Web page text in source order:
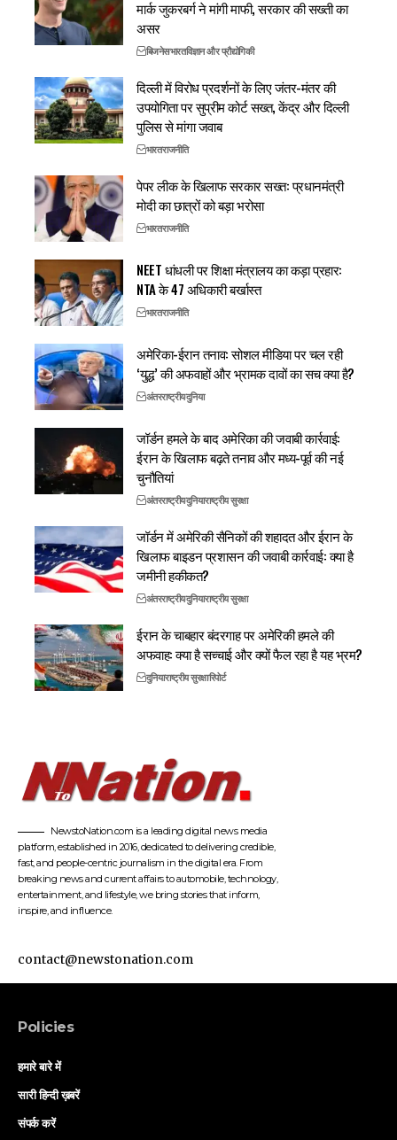
मार्क जुकरबर्ग ने मांगी माफी, सरकार की सख्ती का
असर
बिजनेसभारतविज्ञान और प्रौद्योगिकी
दिल्ली में विरोध प्रदर्शनों के लिए जंतर-मंतर की
उपयोगिता पर सुप्रीम कोर्ट सख्त, केंद्र और दिल्ली
पुलिस से मांगा जवाब
भारतराजनीति
पेपर लीक के खिलाफ सरकार सख्त: प्रधानमंत्री
मोदी का छात्रों को बड़ा भरोसा
भारतराजनीति
NEET धांधली पर शिक्षा मंत्रालय का कड़ा प्रहार:
NTA के 47 अधिकारी बर्खास्त
भारतराजनीति
अमेरिका-ईरान तनाव: सोशल मीडिया पर चल रही
‘युद्ध’ की अफवाहों और भ्रामक दावों का सच क्या है?
अंतरराष्ट्रीयदुनिया
जॉर्डन हमले के बाद अमेरिका की जवाबी कार्रवाई:
ईरान के खिलाफ बढ़ते तनाव और मध्य-पूर्व की नई
चुनौतियां
अंतरराष्ट्रीयदुनियाराष्ट्रीय सुरक्षा
जॉर्डन में अमेरिकी सैनिकों की शहादत और ईरान के
खिलाफ बाइडन प्रशासन की जवाबी कार्रवाई: क्या है
जमीनी हकीकत?
अंतरराष्ट्रीयदुनियाराष्ट्रीय सुरक्षा
ईरान के चाबहार बंदरगाह पर अमेरिकी हमले की
अफवाह: क्या है सच्चाई और क्यों फैल रहा है यह भ्रम?
दुनियाराष्ट्रीय सुरक्षारिपोर्ट
NewstoNation.com is a leading digital news media
platform, established in 2016, dedicated to delivering credible,
fast, and people-centric journalism in the digital era. From
breaking news and current affairs to automobile, technology,
entertainment, and lifestyle, we bring stories that inform,
inspire, and influence.
contact@newstonation.com
Policies
हमारे बारे में
सारी हिन्दी ख़बरें
संपर्क करें